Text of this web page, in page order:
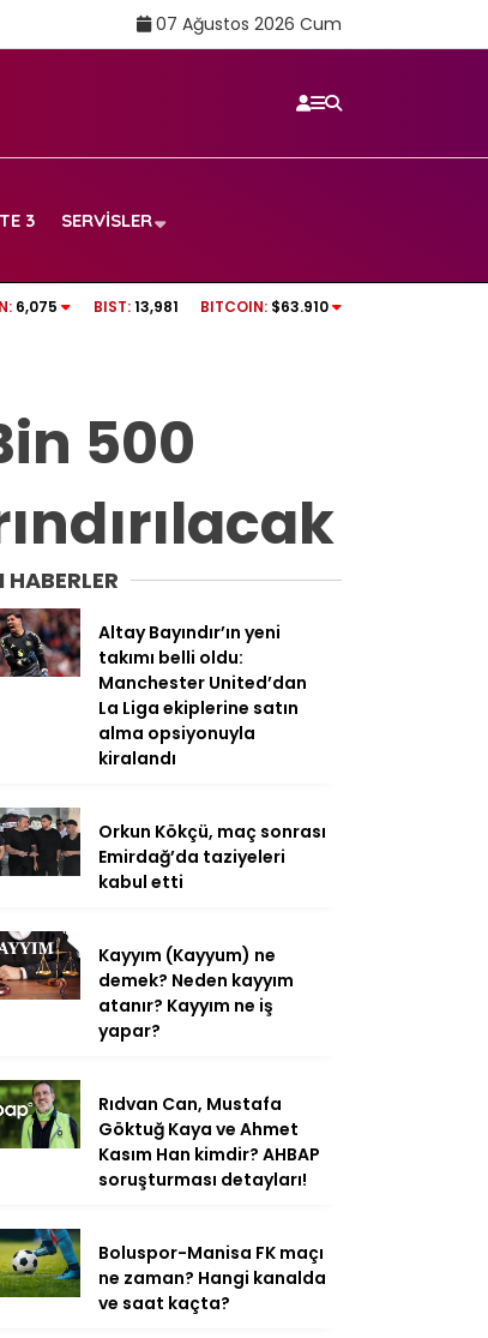
07 Ağustos 2026 Cum
3 SERVISLER
United’dan La Orkun Kökçü, maç sonrası Emirdağ’da
6,075 BIST: 13,981 BITCOIN: $63.910
500
HABERLER
Altay Bayındır’ın yeni
takımı belli oldu:
Manchester United’dan
La Liga ekiplerine satın
alma opsiyonuyla
kiralandı
Orkun Kökçü, maç sonrası
Emirdağ’da taziyeleri
kabul etti
Kayyım (Kayyum) ne
demek? Neden kayyım
atanır? Kayyım ne iş
yapar?
Rıdvan Can, Mustafa
Göktuğ Kaya ve Ahmet
Kasım Han kimdir? AHBAP
soruşturması detayları!
Boluspor-Manisa FK maçı
ne zaman? Hangi kanalda
ve saat kaçta?